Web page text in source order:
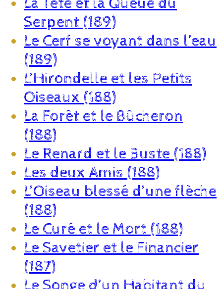
Serpent (189)
Le Cerf se voyant dans l’eau
(189)
L’Hirondelle et les Petits
Oiseaux (188)
La Forêt et le Bûcheron
(188)
Le Renard et le Buste (188)
Les deux Amis (188)
L’Oiseau blessé d’une flèche
(188)
Le Curé et le Mort (188)
Le Savetier et le Financier
(187)